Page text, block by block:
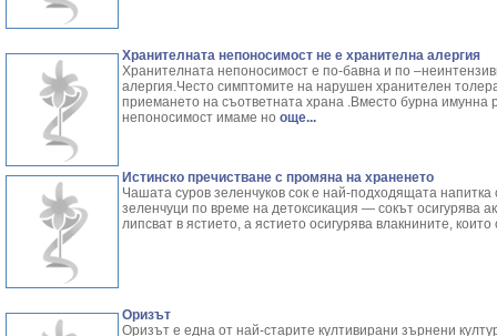
Хранителната непоносимост не е хранителна алергия
Хранителната непоносимост е по-бавна и по
алергия.Често симптомите на нарушен хранителен
приемането на съответната храна .Вместо бурна имунна
непоносимост имаме но още...
Истинско пречистване с промяна на храненето
Чашата суров зеленчуков сок е най-подходящата
зеленчуци по време на детоксикация — сокът осигурява
липсват в ястието, а ястието осигурява влакнините,
Оризът
Оризът е една от най-старите култивирани зърнени